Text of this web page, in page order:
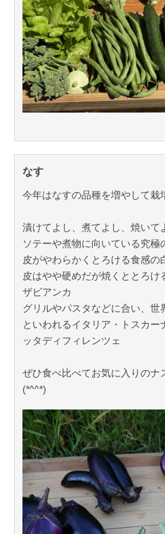
なす
今年はなすの品種を増やして栽
漬けてよし、煮てよし、焼いて
ソテーや煮物に向いている究極
皮がやわらかくとろける食感の
皮はやや硬めだが焼くととろけ
ザビアンカ
グリルやパスタなどに合い、世
といわれるイタリア・トスカー
ッタディフィレンツェ
ぜひ食べ比べてお気に入りのナ
(*^^*)